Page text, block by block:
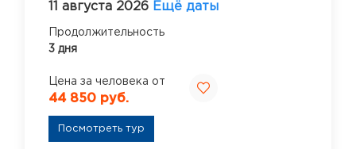
11 августа 2026 Ещё даты
Продолжительность
3 дня
Цена за человека от
44 850 руб.
Посмотреть тур